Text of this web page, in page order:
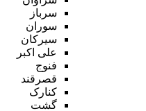
سرباز
سوران
سیرکان
علی اکبر
فنوج
قصرقند
کنارک
گشت